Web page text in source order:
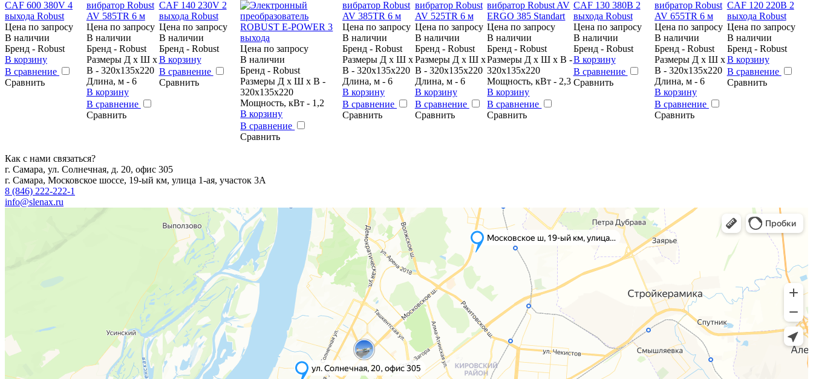
Цена по запросу
В наличии
Бренд - Robust
В корзину
В сравнение
Сравнить
Цена по запросу
В наличии
Бренд - Robust
Размеры Д х Ш х
В - 320x135x220
Длина, м - 6
В корзину
В сравнение
Сравнить
Цена по запросу
В наличии
Бренд - Robust
В корзину
В сравнение
Сравнить
Цена по запросу
В наличии
Бренд - Robust
Размеры Д х Ш х В -
320х135х220
Мощность, кВт - 1,2
В корзину
В сравнение
Сравнить
Цена по запросу
В наличии
Бренд - Robust
Размеры Д х Ш х
В - 320х135х220
Длина, м - 6
В корзину
В сравнение
Сравнить
Цена по запросу
В наличии
Бренд - Robust
Размеры Д х Ш х
В - 320x135x220
Длина, м - 6
В корзину
В сравнение
Сравнить
Цена по запросу
В наличии
Бренд - Robust
Размеры Д х Ш х В -
320x135x220
Мощность, кВт - 2,3
В корзину
В сравнение
Сравнить
Цена по запросу
В наличии
Бренд - Robust
В корзину
В сравнение
Сравнить
Цена по запросу
В наличии
Бренд - Robust
Размеры Д х Ш х
В - 320x135x220
Длина, м - 6
В корзину
В сравнение
Сравнить
Цена по запросу
В наличии
Бренд - Robust
В корзину
В сравнение
Сравнить
Как с нами связаться?
г. Самара, ул. Солнечная, д. 20, офис 305
г. Самара, Московское шоссе, 19-ый км, улица 1-ая, участок 3А
8 (846) 222-222-1
info@slenax.ru